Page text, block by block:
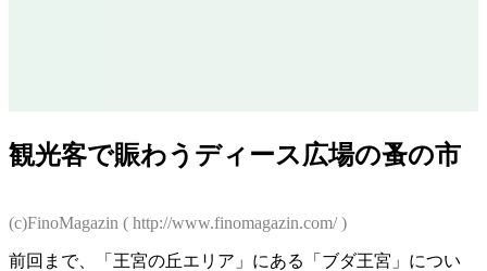
観光客で賑わうディース広場の蚤の市
(c)FinoMagazin ( http://www.finomagazin.com/ )
前回まで、「王宮の丘エリア」にある「ブダ王宮」につい